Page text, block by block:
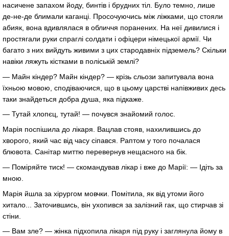
насичене запахом йоду, бинтів і брудних тіл. Було темно, лише
де-не-де блимали каганці. Просочуючись між ліжками, що стояли
абияк, вона вдивлялася в обличчя поранених. На неї дивилися і
простягали руки спраглі солдати і офіцери німецької армії. Чи
багато з них вийдуть живими з цих стародавніх підземель? Скільки
навіки ляжуть кістками в поліській землі?
— Майн кіндер? Майн кіндер? — крізь сльози запитувала вона
їхньою мовою, сподіваючися, що в цьому царстві напівживих десь
таки знайдеться добра душа, яка підкаже.
— Тутай хлопєц, тутай! — почувся знайомий голос.
Марія поспішила до лікаря. Вацлав стояв, нахилившись до
хворого, який час від часу сіпався. Раптом у того почалася
блювота. Санітар миттю перевернув нещасного на бік.
— Поміряйте тиск! — скомандував лікар і вже до Марії: — Ідіть за
мною.
Марія йшла за хірургом мовчки. Помітила, як від утоми його
хитало... Заточившись, він ухопився за залізний гак, що стирчав зі
стіни.
— Вам зле? — жінка підхопила лікаря під руку і заглянула йому в